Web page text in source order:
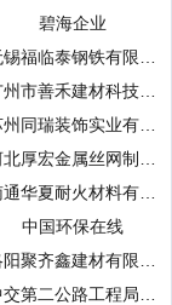
碧海企业
广州市善禾建材科技有限公司
苏州同瑞装饰实业有限公司
南通华夏耐火材料有限公司
中国环保在线